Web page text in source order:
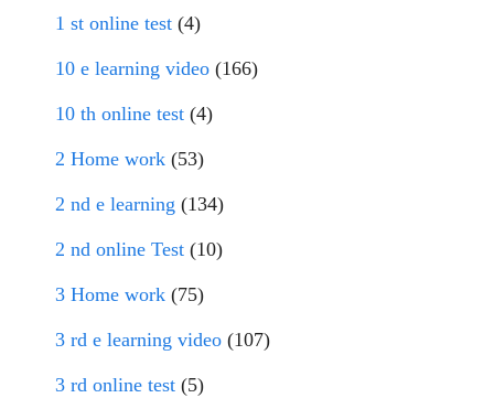
1 st online test (4)
10 e learning video (166)
10 th online test (4)
2 Home work (53)
2 nd e learning (134)
2 nd online Test (10)
3 Home work (75)
3 rd e learning video (107)
3 rd online test (5)